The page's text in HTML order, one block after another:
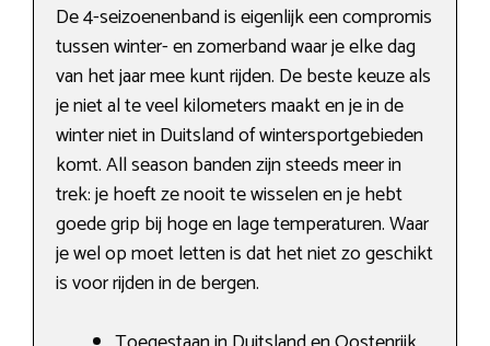
De 4-seizoenenband is eigenlijk een compromis
tussen winter- en zomerband waar je elke dag
van het jaar mee kunt rijden. De beste keuze als
je niet al te veel kilometers maakt en je in de
winter niet in Duitsland of wintersportgebieden
komt. All season banden zijn steeds meer in
trek: je hoeft ze nooit te wisselen en je hebt
goede grip bij hoge en lage temperaturen. Waar
je wel op moet letten is dat het niet zo geschikt
is voor rijden in de bergen.